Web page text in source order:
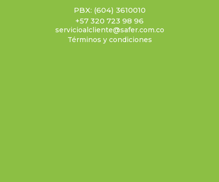
PBX: (604) 3610010
+57 320 723 98 96
servicioalcliente@safer.com.co
Términos y condiciones